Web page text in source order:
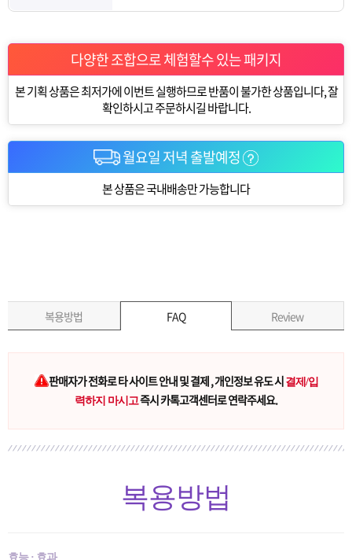
다양한 조합으로 체험할수 있는 패키지
본 기획 상품은 최저가에 이번트 실행하므로 반품이 불가한 상품입니다, 잘
확인하시고 주문하시길 바랍니다.
월요일 저녁 출발예정
본 상품은 국내배송만 가능합니다
복용방법 FAQ Review
판매자가 전화로 타 사이트 안내 및 결제 , 개인정보 유도 시 결제/입
력하지 마시고즉시 카톡고객센터로 연락주세요.
복용방법
효능 · 효과